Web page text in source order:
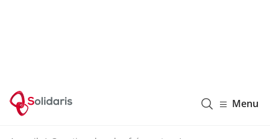
Menu